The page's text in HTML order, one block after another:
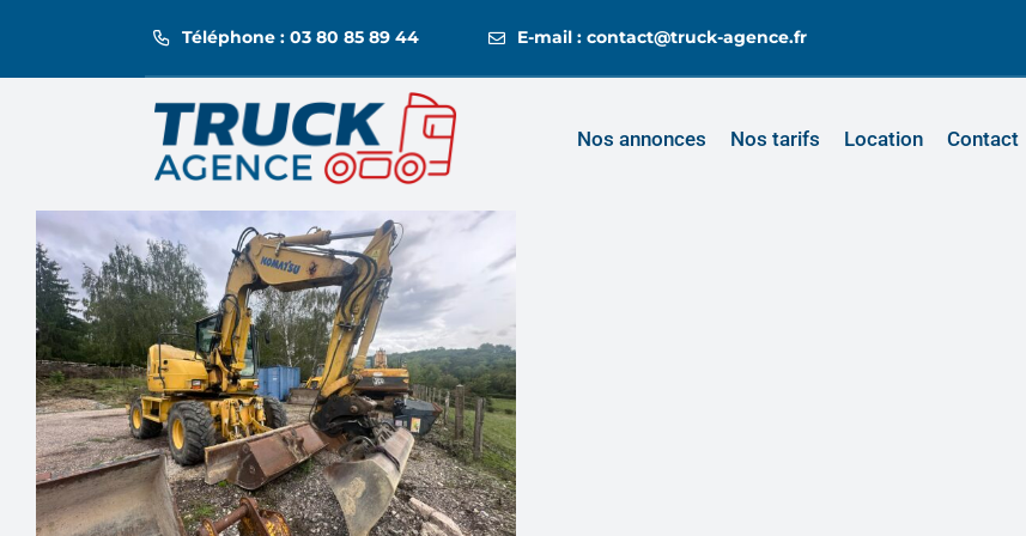
Téléphone : 03 80 85 89 44 E-mail : contact@truck-agence.fr
Nos annonces Nos tarifs Location Contact